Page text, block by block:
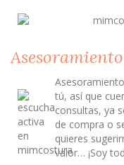
Asesoramiento
tú, así que
consultas, ya
de compra o
quieres
valor… ¡Soy